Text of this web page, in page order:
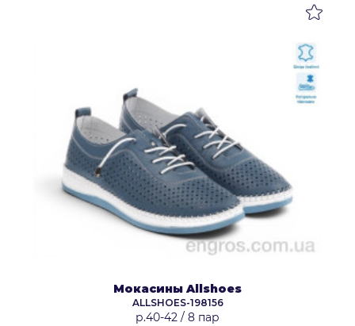
Мокасины Allshoes
ALLSHOES-198156
р.40-42 / 8 пар